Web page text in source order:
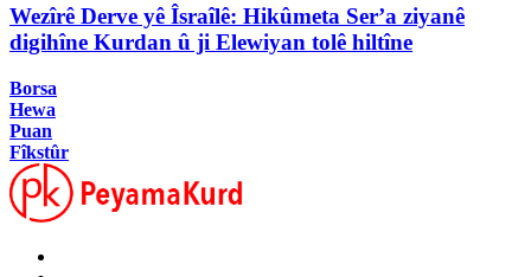
Wezîrê Derve yê Îsraîlê: Hikûmeta Ser’a ziyanê
digihîne Kurdan û ji Elewiyan tolê hiltîne
Borsa
Hewa
Puan
Fîkstûr